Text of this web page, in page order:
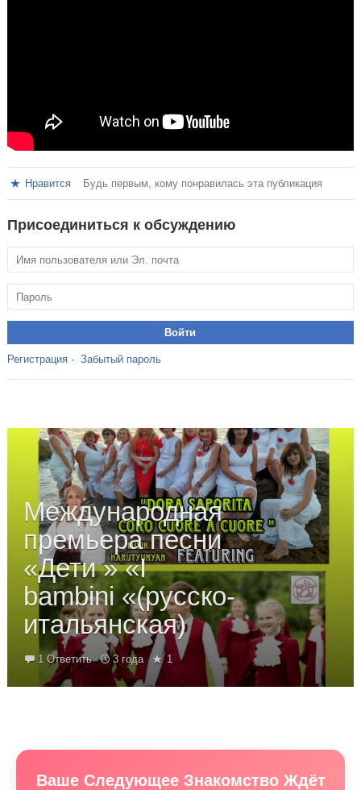
Нравится Будь первым, кому понравилась эта публикация
Присоединиться к обсуждению
Регистрация· Забытый пароль
Международная
премьера песни
«Дети » «I
bambini «(русско-
итальянская)
1 Ответить 3 года 1
Ваше Следующее Знакомство Ждёт